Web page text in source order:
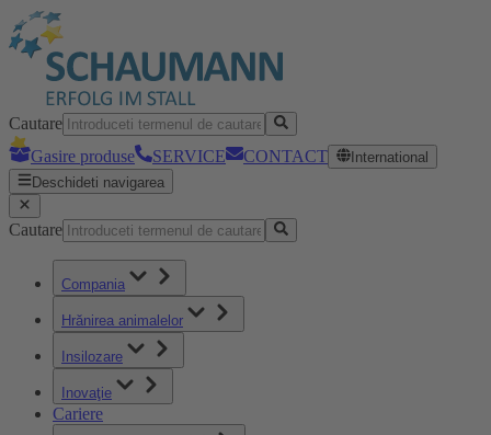
Cautare
Gasire produse
SERVICE CONTACT
International
Deschideti navigarea
Cautare
Compania
Hrănirea animalelor
Insilozare
Inovaţie
Cariere